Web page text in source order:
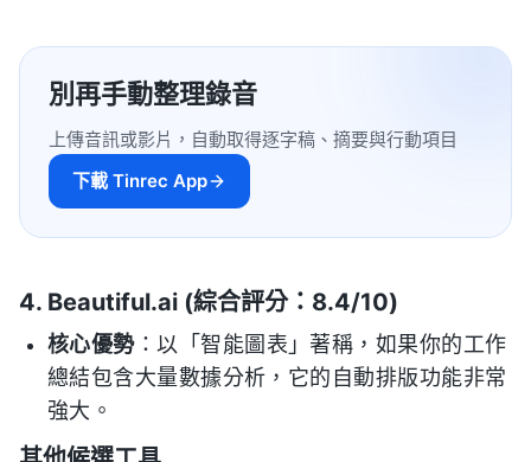
別再手動整理錄音
上傳音訊或影片，自動取得逐字稿、摘要與行動項目
下載 Tinrec App
4. Beautiful.ai (綜合評分：8.4/10)
核心優勢：以「智能圖表」著稱，如果你的工作
總結包含大量數據分析，它的自動排版功能非常
強大。